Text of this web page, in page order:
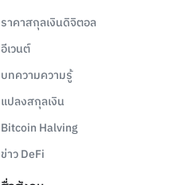
ราคาสกุลเงินดิจิตอล
อีเวนต์
บทความความรู้
แปลงสกุลเงิน
Bitcoin Halving
ข่าว DeFi